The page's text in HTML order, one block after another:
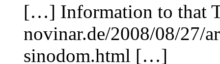
[…] Information to that
novinar.de/2008/08/27/
sinodom.html […]